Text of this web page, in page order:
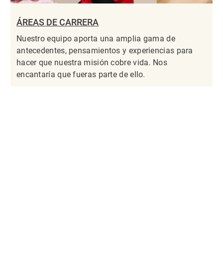
ÁREAS DE CARRERA
Nuestro equipo aporta una amplia gama de
antecedentes, pensamientos y experiencias para
hacer que nuestra misión cobre vida. Nos
encantaría que fueras parte de ello.